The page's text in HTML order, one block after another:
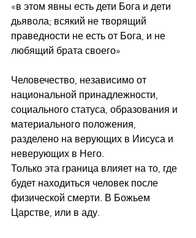
«в этом явны есть дети Бога и дети
дьявола; всякий не творящий
праведности не есть от Бога, и не
любящий брата своего»
Человечество, независимо от
национальной принадлежности,
социального статуса, образования и
материального положения,
разделено на верующих в Иисуса и
неверующих в Него.
Только эта граница влияет на то, где
будет находиться человек после
физической смерти. В Божьем
Царстве, или в аду.